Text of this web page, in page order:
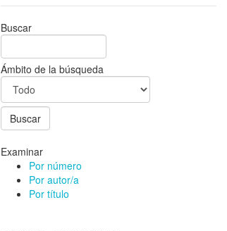
Buscar
Ámbito de la búsqueda
Examinar
Por número
Por autor/a
Por título